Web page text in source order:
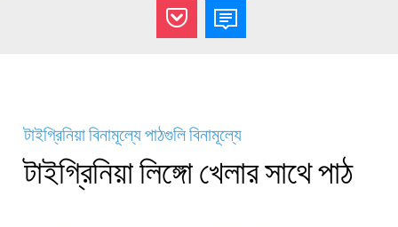
টাইগ্রিনিয়া বিনামূল্যে পাঠগুলি বিনামূল্যে
টাইগ্রিনিয়া লিঙ্গো খেলার সাথে পাঠ